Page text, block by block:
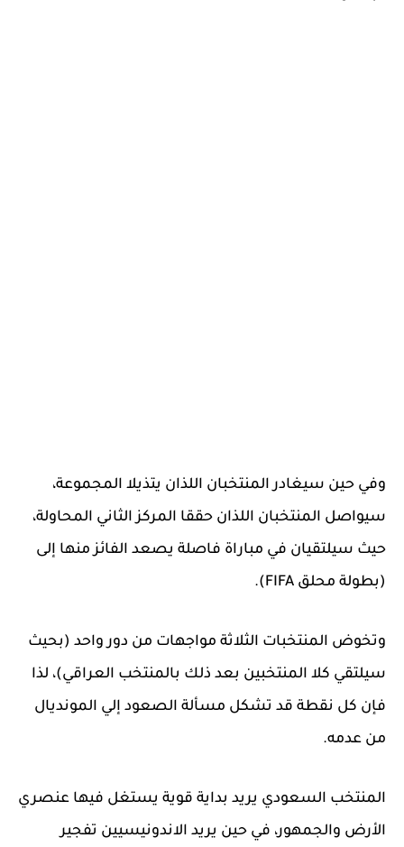
وفي حين سيغادر المنتخبان اللذان يتذيلا المجموعة،
سيواصل المنتخبان اللذان حققا المركز الثاني المحاولة،
حيث سيلتقيان في مباراة فاصلة يصعد الفائز منها إلى
(بطولة محلق FIFA).
وتخوض المنتخبات الثلاثة مواجهات من دور واحد (بحيث
سيلتقي كلا المنتخبين بعد ذلك بالمنتخب العراقي)، لذا
فإن كل نقطة قد تشكل مسألة الصعود إلي المونديال
من عدمه.
المنتخب السعودي يريد بداية قوية يستغل فيها عنصري
الأرض والجمهور، في حين يريد الاندونيسيين تفجير